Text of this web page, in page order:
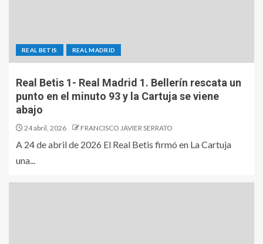
REAL BETIS REAL MADRID
Real Betis 1- Real Madrid 1. Bellerín rescata un
punto en el minuto 93 y la Cartuja se viene
abajo
24 abril, 2026 FRANCISCO JAVIER SERRATO
A 24 de abril de 2026 El Real Betis firmó en La Cartuja
una...